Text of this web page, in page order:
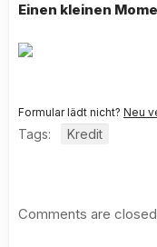
Einen kleinen
Formular lädt nicht? Neu
Tags: Kredit
Comments are